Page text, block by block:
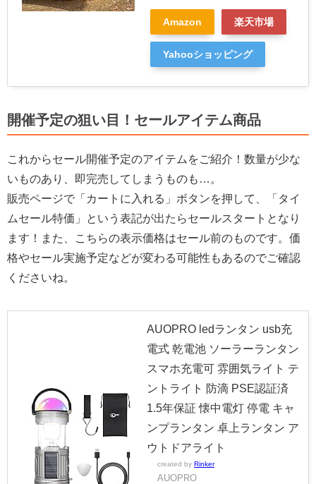
Amazon 楽天市場
Yahooショッピング
開催予定の狙い目！セールアイテム商品
これからセール開催予定のアイテムをご紹介！数量が少な
いものあり、即完売してしまうものも…。
販売ページで「カートに入れる」ボタンを押して、「タイ
ムセール特価」という表記が出たらセールスタートとなり
ます！また、こちらの表示価格はセール前のものです。価
格やセール実施予定などが変わる可能性もあるのでご確認
くださいね。
AUOPRO ledランタン usb充
電式 乾電池 ソーラーランタン
スマホ充電可 雰囲気ライト テ
ントライト 防滴 PSE認証済
1.5年保証 懐中電灯 停電 キャ
ンプランタン 卓上ランタン ア
ウトドアライト
created by Rinker
AUOPRO